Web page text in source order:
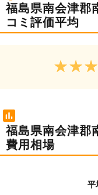
福島県南会津郡
コミ評価平均
福島県南会津郡
費用相場
平